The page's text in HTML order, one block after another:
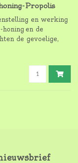
Propolis
en werking
honing en de
de gevoelige,
het